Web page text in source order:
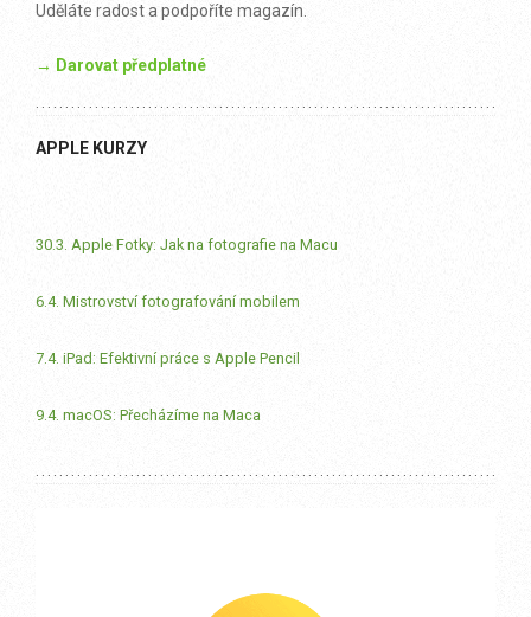
Uděláte radost a podpoříte magazín.
→ Darovat předplatné
APPLE KURZY
30.3. Apple Fotky: Jak na fotografie na Macu
6.4. Mistrovství fotografování mobilem
7.4. iPad: Efektivní práce s Apple Pencil
9.4. macOS: Přecházíme na Maca